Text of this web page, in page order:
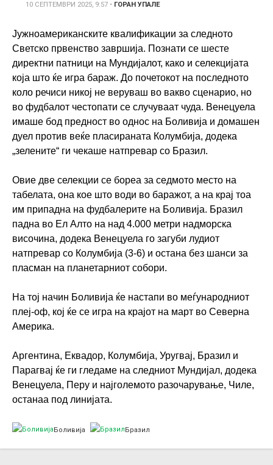
10 СЕПТЕМВРИ 2025, 9:57 • ГОРАН УПАЛЕ
Јужноамериканските квалификации за следното
Светско првенство завршија. Познати се шесте
директни патници на Мундијалот, како и селекцијата
која што ќе игра бараж. До почетокот на последното
коло речиси никој не веруваш во вакво сценарио, но
во фудбалот честопати се случуваат чуда. Венецуела
имаше бод предност во однос на Боливија и домашен
дуел против веќе пласираната Колумбија, додека
„зелените“ ги чекаше натпревар со Бразил.
Овие две селекции се бореа за седмото место на
табелата, она кое што води во баражот, а на крај тоа
им припадна на фудбалерите на Боливија. Бразил
падна во Ел Алто на над 4.000 метри надморска
височина, додека Венецуела го загуби лудиот
натпревар со Колумбија (3-6) и остана без шанси за
пласман на планетарниот собори.
На тој начин Боливија ќе настапи во меѓународниот
плеј-оф, кој ќе се игра на крајот на март во Северна
Америка.
Аргентина, Еквадор, Колумбија, Уругвај, Бразил и
Парагвај ќе ги гледаме на следниот Мундијал, додека
Венецуела, Перу и најголемото разочарување, Чиле,
останаа под линијата.
Боливија Бразил